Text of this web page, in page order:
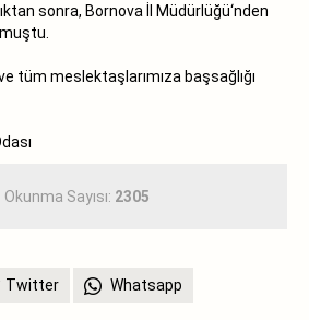
sonra, Bornova İl Müdürlüğü‘nden
tüm meslektaşlarımıza başsağlığı
Okunma Sayısı: 2305
Twitter Whatsapp